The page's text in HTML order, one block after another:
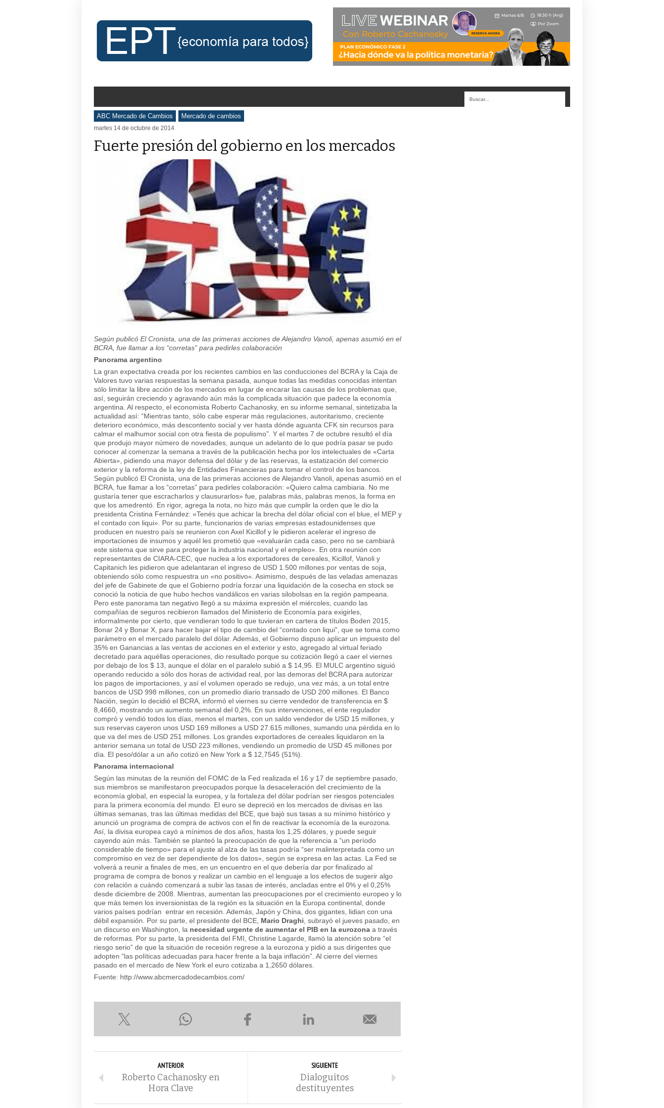
ABC Mercado de Cambios Mercado de cambios
martes 14 de octubre de 2014
Fuerte presión del gobierno en los mercados
Según publicó El Cronista, una de las primeras acciones de Alejandro Vanoli, apenas asumió en el
BCRA, fue llamar a los “corretas” para pedirles colaboración
Panorama argentino
La gran expectativa creada por los recientes cambios en las conducciones del BCRA y la Caja de
Valores tuvo varias respuestas la semana pasada, aunque todas las medidas conocidas intentan
sólo limitar la libre acción de los mercados en lugar de encarar las causas de los problemas que,
así, seguirán creciendo y agravando aún más la complicada situación que padece la economía
argentina. Al respecto, el economista Roberto Cachanosky, en su informe semanal, sintetizaba la
actualidad así: “Mientras tanto, sólo cabe esperar más regulaciones, autoritarismo, creciente
deterioro económico, más descontento social y ver hasta dónde aguanta CFK sin recursos para
calmar el malhumor social con otra fiesta de populismo” . Y el martes 7 de octubre resultó el día
que produjo mayor número de novedades, aunque un adelanto de lo que podría pasar se pudo
conocer al comenzar la semana a través de la publicación hecha por los intelectuales de «Carta
Abierta» , pidiendo una mayor defensa del dólar y de las reservas, la estatización del comercio
exterior y la reforma de la ley de Entidades Financieras para tomar el control de los bancos.
Según publicó El Cronista, una de las primeras acciones de Alejandro Vanoli, apenas asumió en el
BCRA, fue llamar a los “corretas” para pedirles colaboración: «Quiero calma cambiaria. No me
gustaría tener que escracharlos y clausurarlos» fue, palabras más, palabras menos, la forma en
que los amedrentó. En rigor, agrega la nota, no hizo más que cumplir la orden que le dio la
presidenta Cristina Fernández: «Tenés que achicar la brecha del dólar oficial con el blue, el MEP y
el contado con liqui». Por su parte, funcionarios de varias empresas estadounidenses que
producen en nuestro país se reunieron con Axel Kicillof y le pidieron acelerar el ingreso de
importaciones de insumos y aquél les prometió que «evaluarán cada caso, pero no se cambiará
este sistema que sirve para proteger la industria nacional y el empleo».
En otra reunión con
representantes de CIARA-CEC, que nuclea a los exportadores de cereales, Kicillof, Vanoli y
Capitanich les pidieron que adelantaran el ingreso de USD 1.500 millones por ventas de soja,
obteniendo sólo como respuestra un «no positivo«. Asimismo, después de las veladas amenazas
del jefe de Gabinete de que el Gobierno podría forzar una liquidación de la cosecha en stock se
conoció la noticia de que hubo hechos vandálicos en varias silobolsas en la región pampeana.
Pero este panorama tan negativo llegó a su máxima expresión el miércoles, cuando las
compañías de seguros recibieron llamados del Ministerio de Economía para exigirles,
informalmente por cierto, que vendieran todo lo que tuvieran en cartera de títulos Boden 2015,
Bonar 24 y Bonar X, para hacer bajar el tipo de cambio del “contado con liqui”, que se toma como
parámetro en el mercado paralelo del dólar. Además, el Gobierno dispuso aplicar un impuesto del
35% en Ganancias a las ventas de acciones en el exterior y esto, agregado al virtual feriado
decretado para aquéllas operaciones, dio resultado porque su cotización llegó a caer el viernes
por debajo de los $ 13, aunque el dólar en el paralelo subió a $ 14,95. El MULC argentino siguió
operando reducido a sólo dos horas de actividad real, por las demoras del BCRA para autorizar
los pagos de importaciones, y así el volumen operado se redujo, una vez más, a un total entre
bancos de USD 998 millones, con un promedio diario transado de USD 200 millones. El Banco
Nación, según lo decidió el BCRA, informó el viernes su cierre vendedor de transferencia en $
8,4660, mostrando un aumento semanal del 0,2%. En sus intervenciones, el ente regulador
compró y vendió todos los días, menos el martes, con un saldo vendedor de USD 15 millones, y
sus reservas cayeron unos USD 169 millones a USD 27.615 millones, sumando una pérdida en lo
que va del mes de USD 251 millones. Los grandes exportadores de cereales liquidaron en la
anterior semana un total de USD 223 millones, vendiendo un promedio de USD 45 millones por
día. El peso/dólar a un año cotizó en New York a $ 12,7545 (51%).
Panorama internacional
Según las minutas de la reunión del FOMC de la Fed realizada el 16 y 17 de septiembre pasado,
sus miembros se manifestaron preocupados porque la desaceleración del crecimiento de la
economía global, en especial la europea, y la fortaleza del dólar podrían ser riesgos potenciales
para la primera economía del mundo. El euro se depreció en los mercados de divisas en las
últimas semanas, tras las últimas medidas del BCE, que bajó sus tasas a su mínimo histórico y
anunció un programa de compra de activos con el fin de reactivar la economía de la eurozona.
Así, la divisa europea cayó a mínimos de dos años, hasta los 1,25 dólares, y puede seguir
cayendo aún más. También se planteó la preocupación de que la referencia a “un período
considerable de tiempo» para el ajuste al alza de las tasas podría “ser malinterpretada como un
compromiso en vez de ser dependiente de los datos», según se expresa en las actas. La Fed se
volverá a reunir a finales de mes, en un encuentro en el que debería dar por finalizado al
programa de compra de bonos y realizar un cambio en el lenguaje a los efectos de sugerir algo
con relación a cuándo comenzará a subir las tasas de interés, ancladas entre el 0% y el 0,25%
desde diciembre de 2008. Mientras, aumentan las preocupaciones por el crecimiento europeo y lo
que más temen los inversionistas de la región es la situación en la Europa continental, donde
varios países podrían entrar en recesión. Además, Japón y China, dos gigantes, lidian con una
débil expansión. Por su parte, el presidente del BCE, Mario Draghi subrayó el jueves pasado, en
un discurso en Washington, la necesidad urgente de aumentar el PIB en la eurozona a través
de reformas. Por su parte, la presidenta del FMI, Christine Lagarde, llamó la atención sobre “el
riesgo serio” de que la situación de recesión regrese a la eurozona y pidió a sus dirigentes que
adopten “las políticas adecuadas para hacer frente a la baja inflación”. Al cierre del viernes
pasado en el mercado de New York el euro cotizaba a 1,2650 dólares.
Fuente: http://www.abcmercadodecambios.com/
ANTERIOR
Roberto Cachanosky en
Hora Clave
SIGUIENTE
Dialoguitos
destituyentes